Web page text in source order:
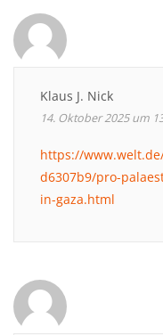
Klaus J. Nick
14. Oktober 2025 um
https://
d6307b9/pro-
in-gaza.html